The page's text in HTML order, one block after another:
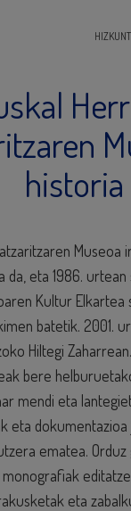
historia
Museoa
da, eta 1986. urtean
Kultur
batetik. 2001.
Hiltegi
bere
mendi eta
eta
ematea.
eta